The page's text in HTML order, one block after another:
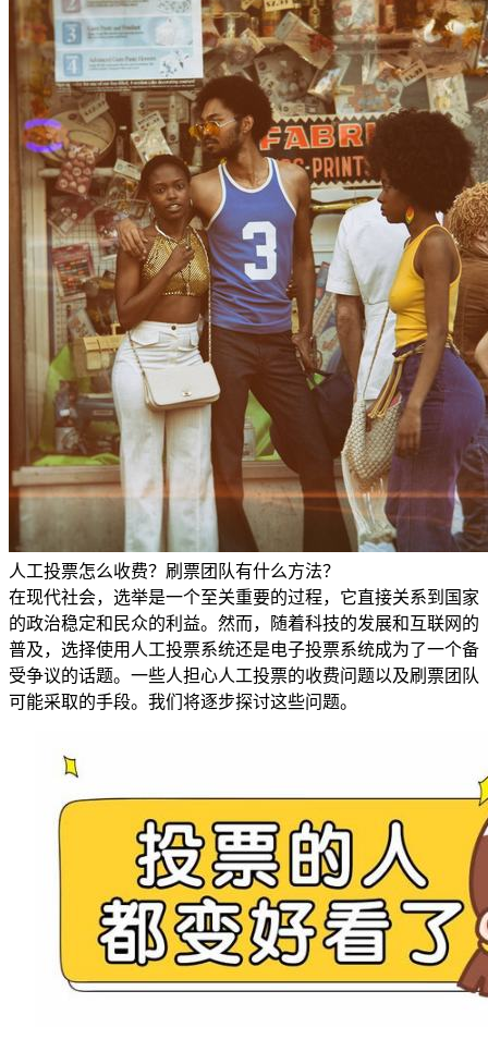
人工投票怎么收费？刷票团队有什么方法？
在现代社会，选举是一个至关重要的过程，它直接关系到国家
的政治稳定和民众的利益。然而，随着科技的发展和互联网的
普及，选择使用人工投票系统还是电子投票系统成为了一个备
受争议的话题。一些人担心人工投票的收费问题以及刷票团队
可能采取的手段。我们将逐步探讨这些问题。